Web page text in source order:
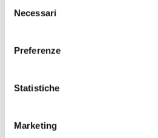
delNecessari
Preferenze
Statistiche
Marketing
Informazioni
Str. di Ripa d'Orcia, 1,